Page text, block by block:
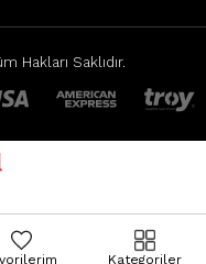
Hakları Saklıdır.
Kategoriler